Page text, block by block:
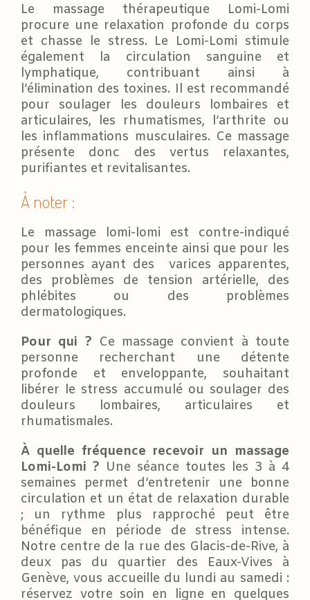
Le massage thérapeutique Lomi-Lomi
procure une relaxation profonde du corps
et chasse le stress. Le Lomi-Lomi stimule
également la circulation sanguine et
lymphatique, contribuant ainsi à
l’élimination des toxines. Il est recommandé
pour soulager les douleurs lombaires et
articulaires, les rhumatismes, l’arthrite ou
les inflammations musculaires. Ce massage
présente donc des vertus relaxantes,
purifiantes et revitalisantes.
À noter :
Le massage lomi-lomi est contre-indiqué
pour les femmes enceinte ainsi que pour les
personnes ayant des varices apparentes,
des problèmes de tension artérielle, des
phlébites ou des problèmes
dermatologiques.
Pour qui ? Ce massage convient à toute
personne recherchant une détente
profonde et enveloppante, souhaitant
libérer le stress accumulé ou soulager des
douleurs lombaires, articulaires et
rhumatismales.
À quelle fréquence recevoir un massage
Lomi-Lomi ? Une séance toutes les 3 à 4
semaines permet d’entretenir une bonne
circulation et un état de relaxation durable
; un rythme plus rapproché peut être
bénéfique en période de stress intense.
Notre centre de la rue des Glacis-de-Rive, à
deux pas du quartier des Eaux-Vives à
Genève, vous accueille du lundi au samedi :
réservez votre soin en ligne en quelques